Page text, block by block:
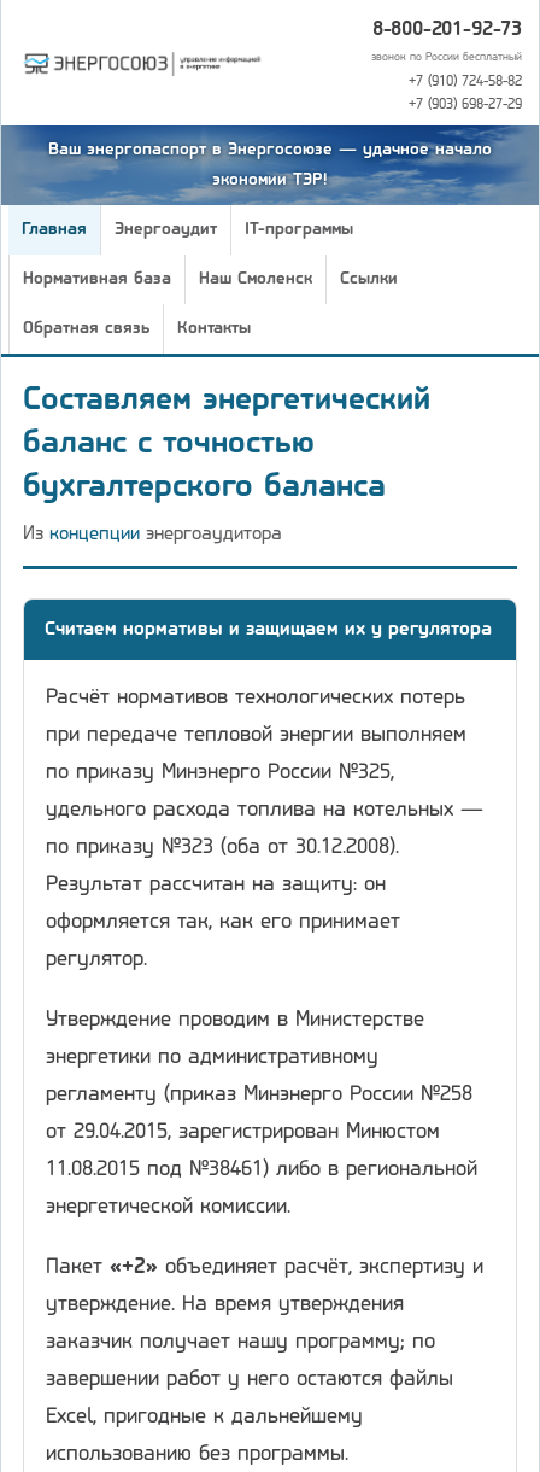
8-800-201-92-73
звонок по России бесплатный
+7 (910) 724-58-82
+7 (903) 698-27-29
Ваш энергопаспорт в Энергосоюзе — удачное начало
экономии ТЭР!
Главная Энергоаудит IT-программы
Нормативная база Наш Смоленск Ссылки
Обратная связь Контакты
Составляем энергетический
баланс с точностью
бухгалтерского баланса
Из концепции энергоаудитора
Считаем нормативы и защищаем их у регулятора
Расчёт нормативов технологических потерь
при передаче тепловой энергии выполняем
по приказу Минэнерго России №325,
удельного расхода топлива на котельных —
по приказу №323 (оба от 30.12.2008).
Результат рассчитан на защиту: он
оформляется так, как его принимает
регулятор.
Утверждение проводим в Министерстве
энергетики по административному
регламенту (приказ Минэнерго России №258
от 29.04.2015, зарегистрирован Минюстом
11.08.2015 под №38461) либо в региональной
энергетической комиссии.
Пакет «+2» объединяет расчёт, экспертизу и
утверждение. На время утверждения
заказчик получает нашу программу; по
завершении работ у него остаются файлы
Excel, пригодные к дальнейшему
использованию без программы.